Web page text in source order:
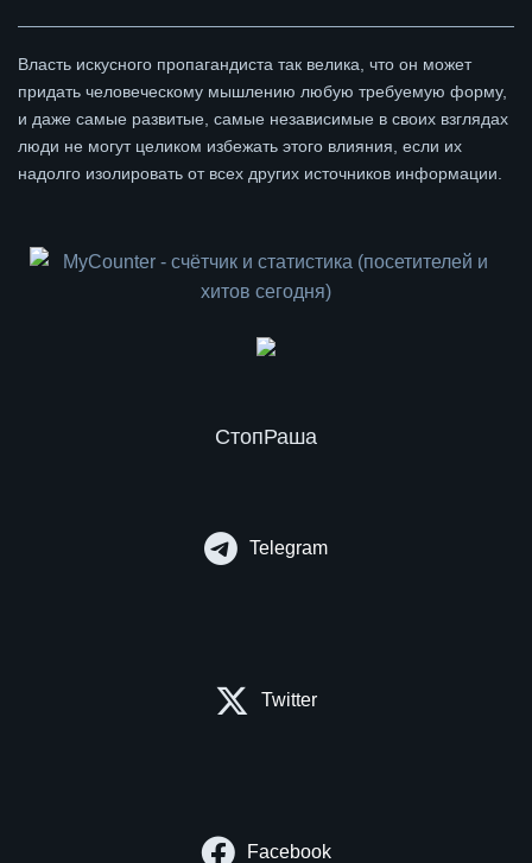
Власть искусного пропагандиста так велика, что он может
придать человеческому мышлению любую требуемую форму,
и даже самые развитые, самые независимые в своих взглядах
люди не могут целиком избежать этого влияния, если их
надолго изолировать от всех других источников информации.
СтопРаша
Telegram
Twitter
Facebook